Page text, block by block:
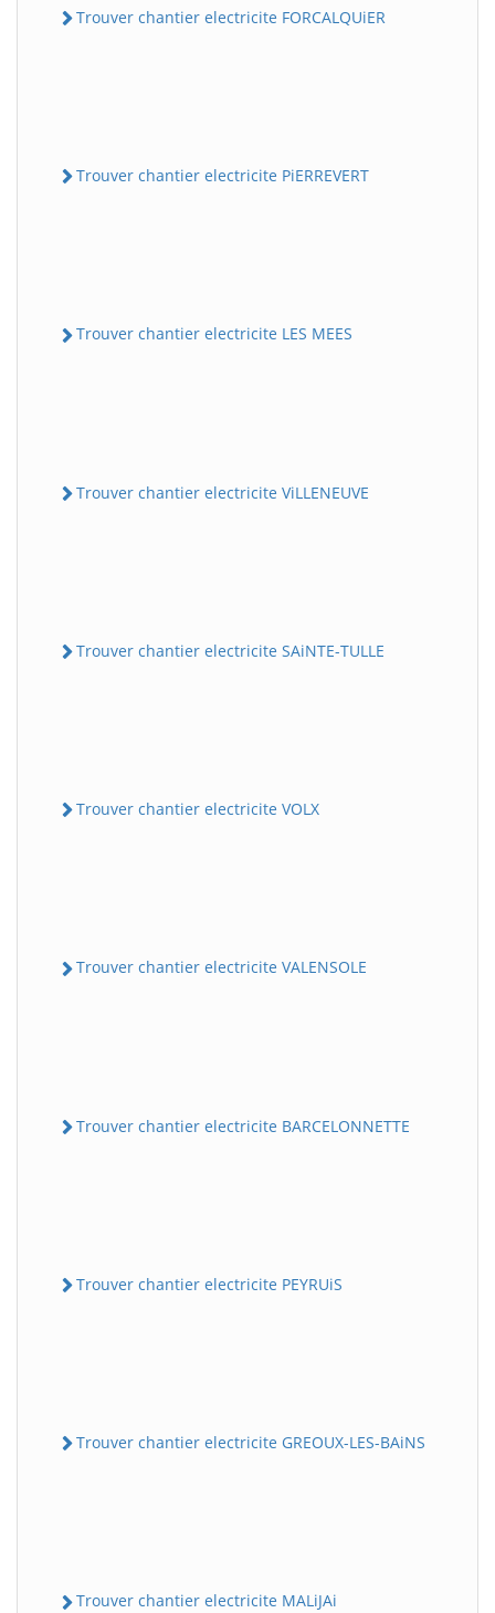
Trouver chantier electricite FORCALQUiER
Trouver chantier electricite PiERREVERT
Trouver chantier electricite LES MEES
Trouver chantier electricite ViLLENEUVE
Trouver chantier electricite SAiNTE-TULLE
Trouver chantier electricite VOLX
Trouver chantier electricite VALENSOLE
Trouver chantier electricite BARCELONNETTE
Trouver chantier electricite PEYRUiS
Trouver chantier electricite GREOUX-LES-BAiNS
Trouver chantier electricite MALiJAi